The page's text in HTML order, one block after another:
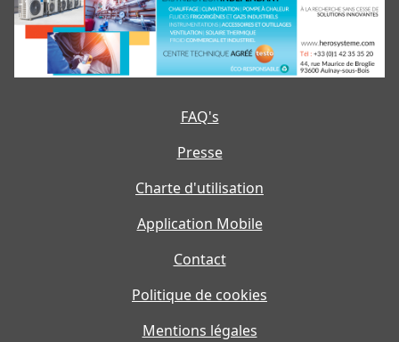
FAQ's
Presse
Charte d'utilisation
Application Mobile
Contact
Politique de cookies
Mentions légales